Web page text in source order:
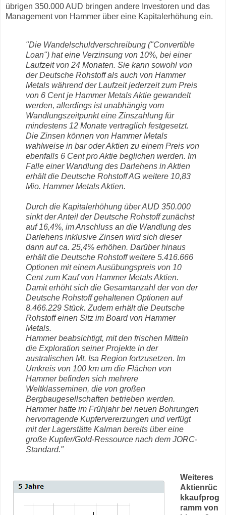
übrigen 350.000 AUD bringen andere Investoren und das
Management von Hammer über eine Kapitalerhöhung ein.
"Die Wandelschuldverschreibung ("Convertible
Loan") hat eine Verzinsung von 10%, bei einer
Laufzeit von 24 Monaten. Sie kann sowohl von
der Deutsche Rohstoff als auch von Hammer
Metals während der Laufzeit jederzeit zum Preis
von 6 Cent je Hammer Metals Aktie gewandelt
werden, allerdings ist unabhängig vom
Wandlungszeitpunkt eine Zinszahlung für
mindestens 12 Monate vertraglich festgesetzt.
Die Zinsen können von Hammer Metals
wahlweise in bar oder Aktien zu einem Preis von
ebenfalls 6 Cent pro Aktie beglichen werden. Im
Falle einer Wandlung des Darlehens in Aktien
erhält die Deutsche Rohstoff AG weitere 10,83
Mio. Hammer Metals Aktien.
Durch die Kapitalerhöhung über AUD 350.000
sinkt der Anteil der Deutsche Rohstoff zunächst
auf 16,4%, im Anschluss an die Wandlung des
Darlehens inklusive Zinsen wird sich dieser
dann auf ca. 25,4% erhöhen. Darüber hinaus
erhält die Deutsche Rohstoff weitere 5.416.666
Optionen mit einem Ausübungspreis von 10
Cent zum Kauf von Hammer Metals Aktien.
Damit erhöht sich die Gesamtanzahl der von der
Deutsche Rohstoff gehaltenen Optionen auf
8.466.229 Stück. Zudem erhält die Deutsche
Rohstoff einen Sitz im Board von Hammer
Metals.
Hammer beabsichtigt, mit den frischen Mitteln
die Exploration seiner Projekte in der
australischen Mt. Isa Region fortzusetzen. Im
Umkreis von 100 km um die Flächen von
Hammer befinden sich mehrere
Weltklasseminen, die von großen
Bergbaugesellschaften betrieben werden.
Hammer hatte im Frühjahr bei neuen Bohrungen
hervorragende Kupfervererzungen und verfügt
mit der Lagerstätte Kalman bereits über eine
große Kupfer/Gold-Ressource nach dem JORC-
Standard."
Weiteres
Aktienrüc
kkaufprog
ramm von